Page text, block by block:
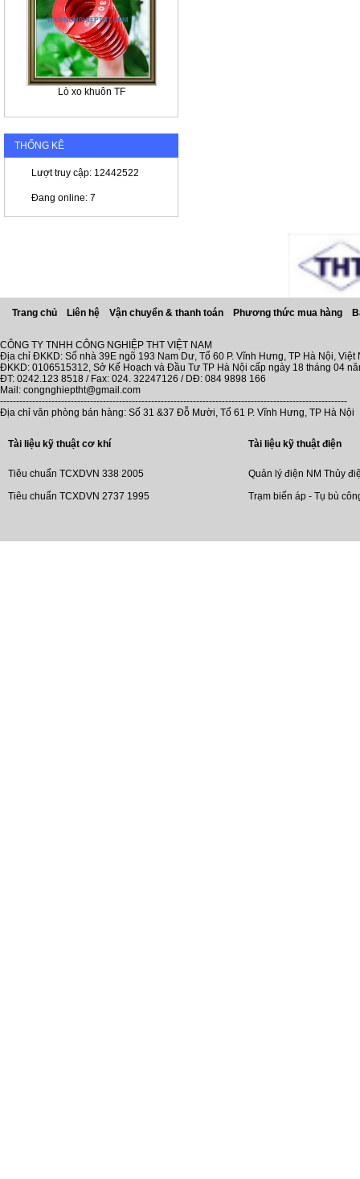
Lò xo khuôn TF
THỐNG KÊ
Lượt truy cập: 12442522
Đang online: 7
Trang chủ Liên hệ Vận chuyển & thanh toán Phương thức mua hàng
CÔNG TY TNHH CÔNG NGHIỆP THT VIỆT NAM
Địa chỉ ĐKKD: Số nhà 39E ngõ 193 Nam Dư, Tổ 60 P. Vĩnh Hưng, TP Hà Nội, Việt
ĐKKD: 0106515312, Sở Kế Hoạch và Đầu Tư TP Hà Nội cấp ngày 18 tháng 04
ĐT: 0242.123 8518 / Fax: 024. 32247126 / DĐ: 084 9898 166
Mail: congnghieptht@gmail.com
------------------------------------------------------------------------------------------------------------
Địa chỉ văn phòng bán hàng: Số 31 &37 Đỗ Mười, Tổ 61 P. Vĩnh Hưng, TP Hà Nội
Tài liệu kỹ thuật cơ khí
Tiêu chuẩn TCXDVN 338 2005
Tiêu chuẩn TCXDVN 2737 1995
Tài liệu kỹ thuật điện
Quản lý điện NM Thủy
Trạm biến áp - Tụ bù